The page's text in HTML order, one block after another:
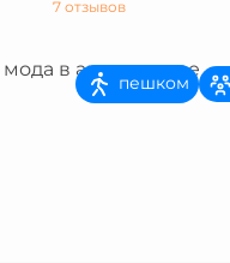
7 отзывов
пешком